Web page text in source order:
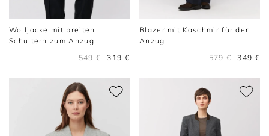
Wolljacke mit breiten
Schultern zum Anzug
549 €
319 €
Blazer mit Kaschmir für den
Anzug
579 €
349 €